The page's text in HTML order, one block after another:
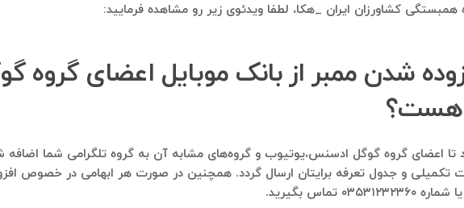
کشاورزان ایران _هکا، لطفا ویدئوی زیر رو مشاهده فرمایید:
شدن ممبر از بانک موبایل اعضای
هست؟
تکمیلی و جدول تعرفه برایتان ارسال گردد. همچنین در صورت هر ابهامی در خصوص
تماس بگیرید.